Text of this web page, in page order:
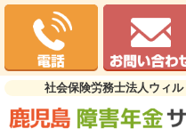
社会保険労務士法人ウィ